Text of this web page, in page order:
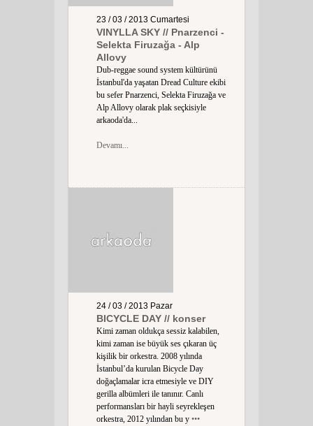
23 / 03 / 2013 Cumartesi
VINYLLA SKY // Pnarzenci -
Selekta Firuzağa - Alp
Allovy
Dub-reggae sound system kültürünü
İstanbul'da yaşatan Dread Culture ekibi
bu sefer Pnarzenci, Selekta Firuzağa ve
Alp Allovy olarak plak seçkisiyle
arkaoda'da...
Devamı...
24 / 03 / 2013 Pazar
BICYCLE DAY // konser
Kimi zaman oldukça sessiz kalabilen,
kimi zaman ise büyük ses çıkaran üç
kişilik bir orkestra. 2008 yılında
İstanbul’da kurulan Bicycle Day
doğaçlamalar icra etmesiyle ve DIY
gerilla albümleri ile tanınır. Canlı
performansları bir hayli seyrekleşen
orkestra, 2012 yılından bu y •••